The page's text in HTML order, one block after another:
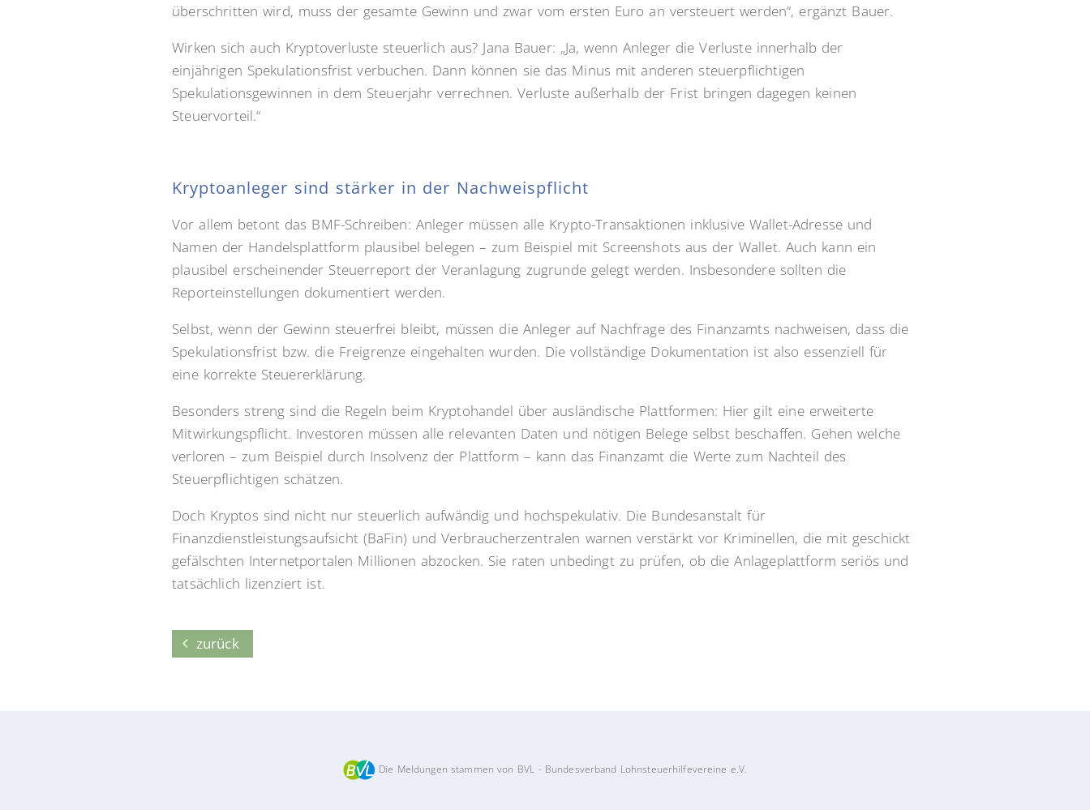
überschritten wird, muss der gesamte Gewinn und zwar vom ersten Euro an versteuert werden“, ergänzt Bauer.
Wirken sich auch Kryptoverluste steuerlich aus? Jana Bauer: „Ja, wenn Anleger die Verluste innerhalb der
einjährigen Spekulationsfrist verbuchen. Dann können sie das Minus mit anderen steuerpflichtigen
Spekulationsgewinnen in dem Steuerjahr verrechnen. Verluste außerhalb der Frist bringen dagegen keinen
Steuervorteil.“
Kryptoanleger sind stärker in der Nachweispflicht
Vor allem betont das BMF-Schreiben: Anleger müssen alle Krypto-Transaktionen inklusive Wallet-Adresse und
Namen der Handelsplattform plausibel belegen – zum Beispiel mit Screenshots aus der Wallet. Auch kann ein
plausibel erscheinender Steuerreport der Veranlagung zugrunde gelegt werden. Insbesondere sollten die
Reporteinstellungen dokumentiert werden.
Selbst, wenn der Gewinn steuerfrei bleibt, müssen die Anleger auf Nachfrage des Finanzamts nachweisen, dass die
Spekulationsfrist bzw. die Freigrenze eingehalten wurden. Die vollständige Dokumentation ist also essenziell für
eine korrekte Steuererklärung.
Besonders streng sind die Regeln beim Kryptohandel über ausländische Plattformen: Hier gilt eine erweiterte
Mitwirkungspflicht. Investoren müssen alle relevanten Daten und nötigen Belege selbst beschaffen. Gehen welche
verloren – zum Beispiel durch Insolvenz der Plattform – kann das Finanzamt die Werte zum Nachteil des
Steuerpflichtigen schätzen.
Doch Kryptos sind nicht nur steuerlich aufwändig und hochspekulativ. Die Bundesanstalt für
Finanzdienstleistungsaufsicht (BaFin) und Verbraucherzentralen warnen verstärkt vor Kriminellen, die mit geschickt
gefälschten Internetportalen Millionen abzocken. Sie raten unbedingt zu prüfen, ob die Anlageplattform seriös und
tatsächlich lizenziert ist.
zurück
Die Meldungen stammen von BVL - Bundesverband Lohnsteuerhilfevereine e.V.